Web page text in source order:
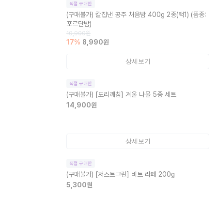
직접 구매한
(구매불가) 칼집낸 공주 처음밤 400g 2종(택1) (품종:
포르단밤)
10,900원
17% 8,990원
상세보기
직접 구매한
(구매불가) [도리깨침] 겨울 나물 5종 세트
14,900원
상세보기
직접 구매한
(구매불가) [저스트그린] 비트 라페 200g
5,300원